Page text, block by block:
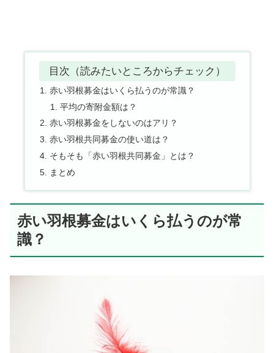
目次（読みたいところからチェック）
赤い羽根募金はいくら払うのが常識？
平均の寄附金額は？
赤い羽根募金をしないのはアリ？
赤い羽根共同募金の使い道は？
そもそも「赤い羽根共同募金」とは？
まとめ
赤い羽根募金はいくら払うのが常
識？